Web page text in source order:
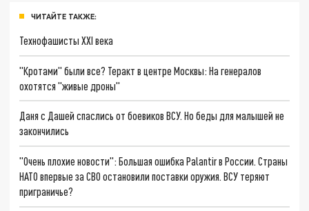
ЧИТАЙТЕ ТАКЖЕ:
Технофашисты XXI века
"Кротами" были все? Теракт в центре Москвы: На генералов
охотятся "живые дроны"
Даня с Дашей спаслись от боевиков ВСУ. Но беды для малышей не
закончились
"Очень плохие новости": Большая ошибка Palantir в России. Страны
НАТО впервые за СВО остановили поставки оружия. ВСУ теряют
приграничье?